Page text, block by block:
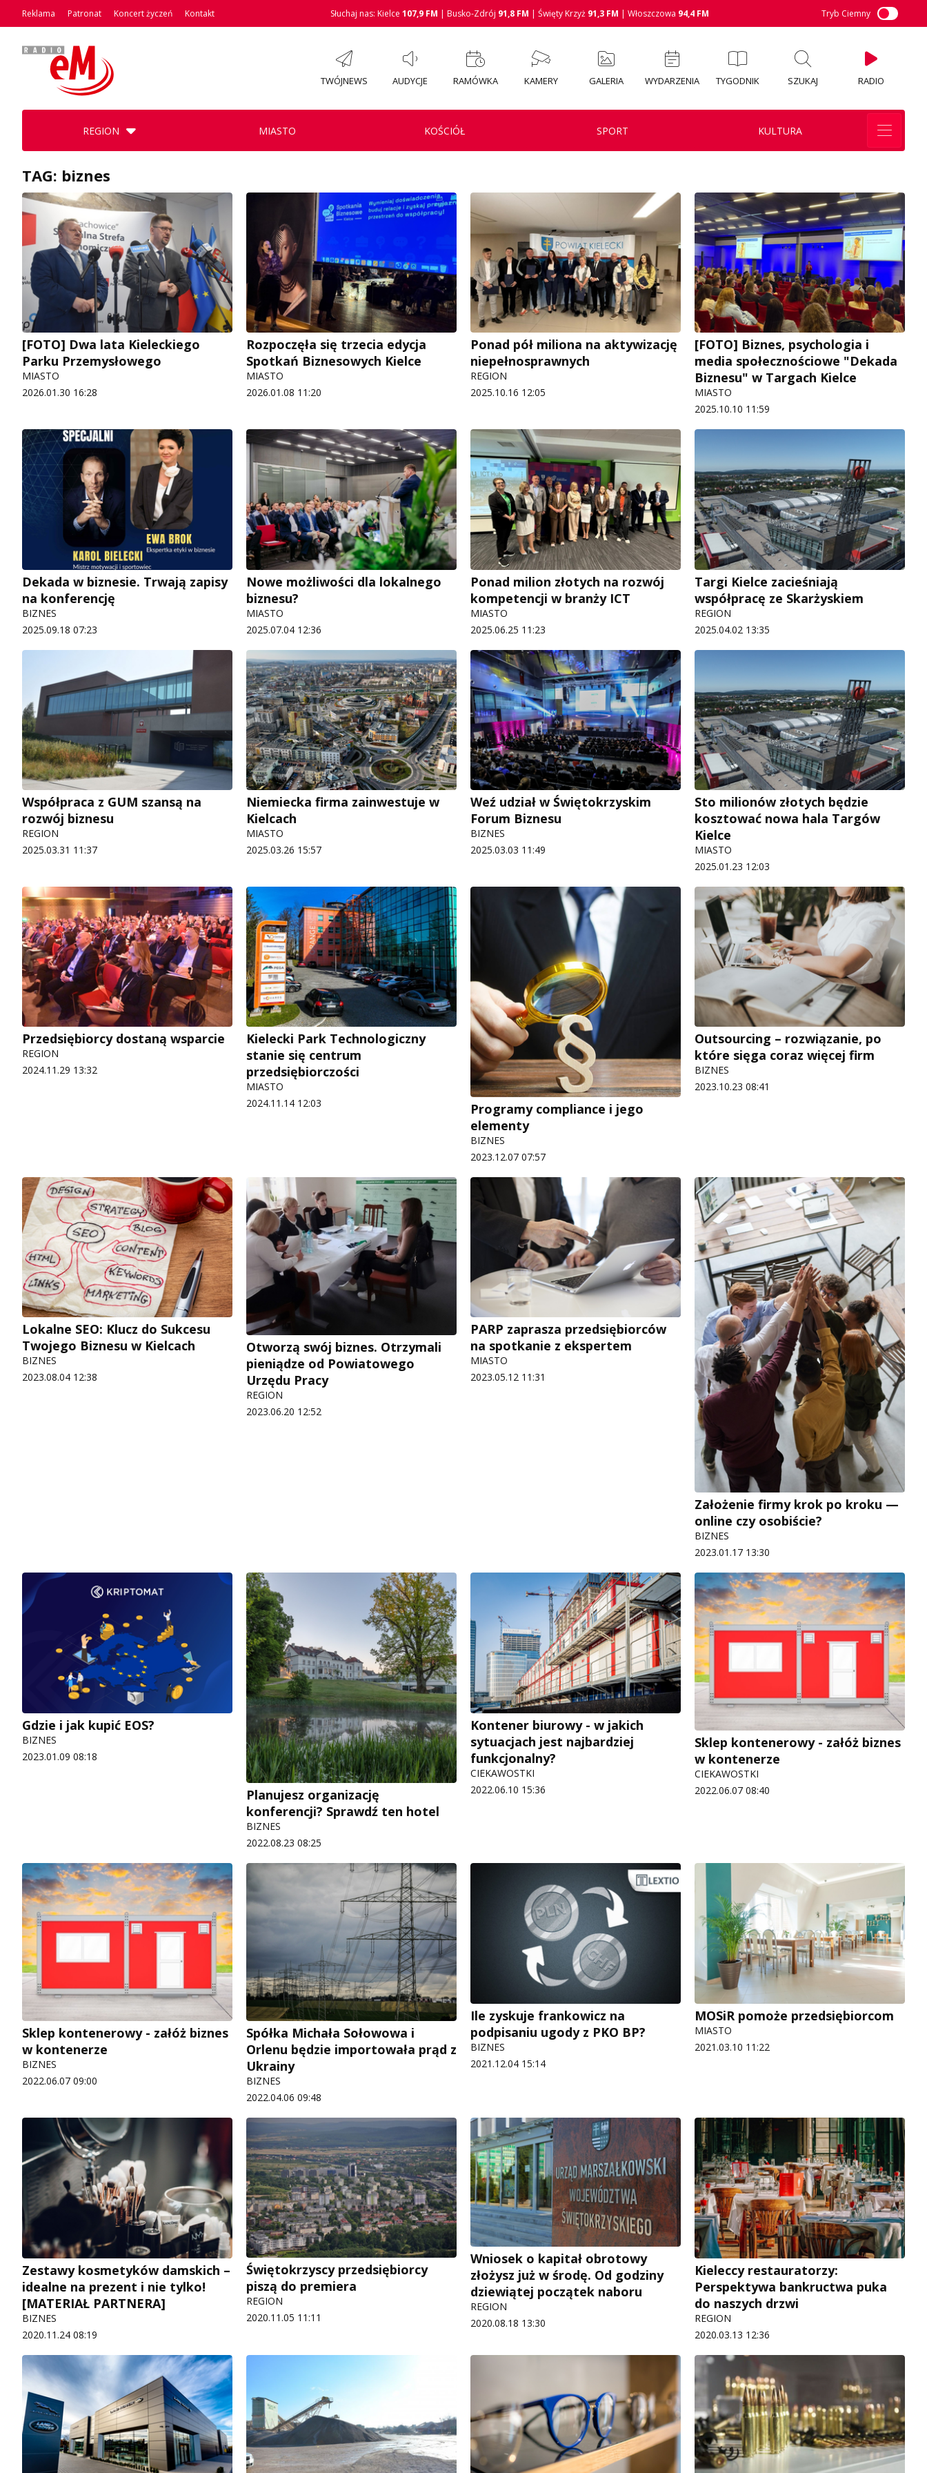
Reklama Patronat Koncert życzeń Kontakt Słuchaj nas: Kielce 107,9 FM | Busko-Zdrój 91,8 FM | Święty Krzyż 91,3 FM | Włoszczowa 94,4 FM Tryb Ciemny
TWÓJNEWS AUDYCJE RAMÓWKA KAMERY GALERIA WYDARZENIA TYGODNIK SZUKAJ RADIO
REGION MIASTO KOŚCIÓŁ SPORT KULTURA
TAG: biznes
[FOTO] Dwa lata Kieleckiego
Parku Przemysłowego
MIASTO
2026.01.30 16:28
Rozpoczęła się trzecia edycja
Spotkań Biznesowych Kielce
MIASTO
2026.01.08 11:20
Ponad pół miliona na aktywizację
niepełnosprawnych
REGION
2025.10.16 12:05
[FOTO] Biznes, psychologia i
media społecznościowe "Dekada
Biznesu" w Targach Kielce
MIASTO
2025.10.10 11:59
Dekada w biznesie. Trwają zapisy
na konferencję
BIZNES
2025.09.18 07:23
Nowe możliwości dla lokalnego
biznesu?
MIASTO
2025.07.04 12:36
Ponad milion złotych na rozwój
kompetencji w branży ICT
MIASTO
2025.06.25 11:23
Targi Kielce zacieśniają
współpracę ze Skarżyskiem
REGION
2025.04.02 13:35
Współpraca z GUM szansą na
rozwój biznesu
REGION
2025.03.31 11:37
Niemiecka firma zainwestuje w
Kielcach
MIASTO
2025.03.26 15:57
Weź udział w Świętokrzyskim
Forum Biznesu
BIZNES
2025.03.03 11:49
Sto milionów złotych będzie
kosztować nowa hala Targów
Kielce
MIASTO
2025.01.23 12:03
Przedsiębiorcy dostaną wsparcie
REGION
2024.11.29 13:32
Kielecki Park Technologiczny
stanie się centrum
przedsiębiorczości
MIASTO
2024.11.14 12:03
Programy compliance i jego
elementy
BIZNES
2023.12.07 07:57
Outsourcing – rozwiązanie, po
które sięga coraz więcej firm
BIZNES
2023.10.23 08:41
Lokalne SEO: Klucz do Sukcesu
Twojego Biznesu w Kielcach
BIZNES
2023.08.04 12:38
Otworzą swój biznes. Otrzymali
pieniądze od Powiatowego
Urzędu Pracy
REGION
2023.06.20 12:52
PARP zaprasza przedsiębiorców
na spotkanie z ekspertem
MIASTO
2023.05.12 11:31
Założenie firmy krok po kroku —
online czy osobiście?
BIZNES
2023.01.17 13:30
Gdzie i jak kupić EOS?
BIZNES
2023.01.09 08:18
Planujesz organizację
konferencji? Sprawdź ten hotel
BIZNES
2022.08.23 08:25
Kontener biurowy - w jakich
sytuacjach jest najbardziej
funkcjonalny?
CIEKAWOSTKI
2022.06.10 15:36
Sklep kontenerowy - załóż biznes
w kontenerze
CIEKAWOSTKI
2022.06.07 08:40
Sklep kontenerowy - załóż biznes
w kontenerze
BIZNES
2022.06.07 09:00
Spółka Michała Sołowowa i
Orlenu będzie importowała prąd z
Ukrainy
BIZNES
2022.04.06 09:48
Ile zyskuje frankowicz na
podpisaniu ugody z PKO BP?
BIZNES
2021.12.04 15:14
MOSiR pomoże przedsiębiorcom
MIASTO
2021.03.10 11:22
Zestawy kosmetyków damskich –
idealne na prezent i nie tylko!
[MATERIAŁ PARTNERA]
BIZNES
2020.11.24 08:19
Świętokrzyscy przedsiębiorcy
piszą do premiera
REGION
2020.11.05 11:11
Wniosek o kapitał obrotowy
złożysz już w środę. Od godziny
dziewiątej początek naboru
REGION
2020.08.18 13:30
Kieleccy restauratorzy:
Perspektywa bankructwa puka
do naszych drzwi
REGION
2020.03.13 12:36